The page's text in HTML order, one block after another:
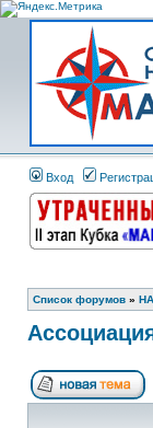
Вход
Список форумов »